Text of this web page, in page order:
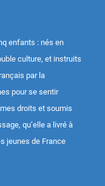
enfants : nés en
culture, et instruits
par la
pour se sentir
droits et soumis
qu’elle a livré à
jeunes de France